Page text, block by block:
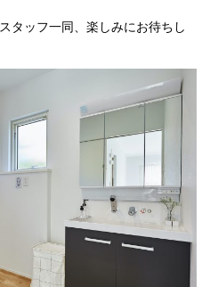
タッフ一同、楽しみにお待ちし